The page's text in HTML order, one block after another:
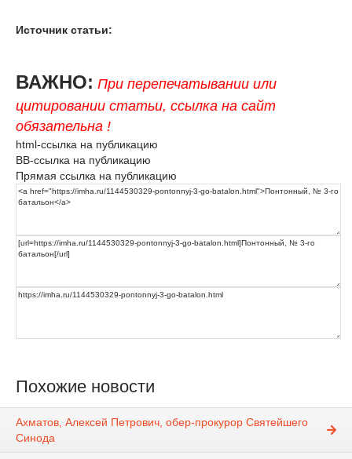
Источник статьи:
ВАЖНО: При перепечатывании или
цитировании статьи, ссылка на сайт
обязательна !
html-ссылка на публикацию
BB-ссылка на публикацию
Прямая ссылка на публикацию
Похожие новости
Ахматов, Алексей Петрович, обер-прокурор Святейшего
Синода